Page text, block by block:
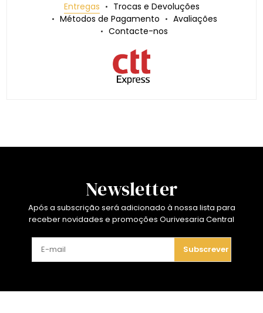
Entregas
Trocas e Devoluções
Métodos de Pagamento
Avaliações
Contacte-nos
Newsletter
Após a subscrição será adicionado à nossa lista para
receber novidades e promoções Ourivesaria Central
Subscrever